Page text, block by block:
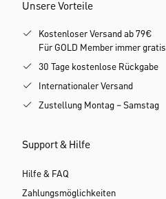
Unsere Vorteile
Kostenloser Versand ab 79€
Für GOLD Member immer gratis
30 Tage kostenlose Rückgabe
Internationaler Versand
Zustellung Montag – Samstag
Support & Hilfe
Hilfe & FAQ
Zahlungsmöglichkeiten